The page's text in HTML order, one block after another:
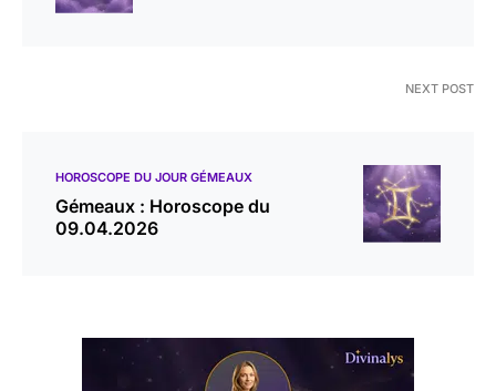
NEXT POST
HOROSCOPE DU JOUR GÉMEAUX
Gémeaux : Horoscope du
09.04.2026